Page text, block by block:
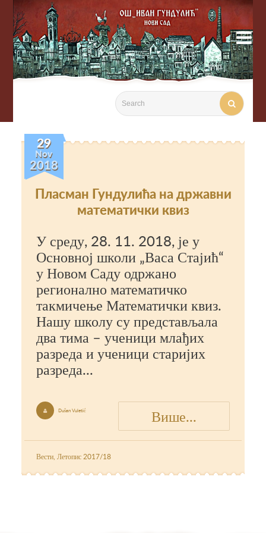

29
Nov
2018
Пласман Гундулића на државни
математички квиз
У среду, 28. 11. 2018, је у
Основној школи „Васа Стајић“
у Новом Саду одржано
регионално математичко
такмичење Математички квиз.
Нашу школу су представљала
два тима – ученици млађих
разреда и ученици старијих
разреда...
Више...
 Dušan Vuletić
Вести, Летопис 2017/18